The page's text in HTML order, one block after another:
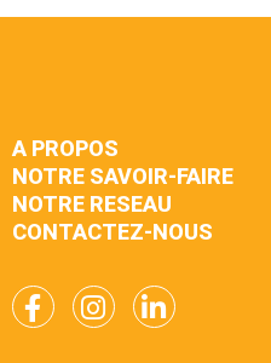
A PROPOS
NOTRE SAVOIR-FAIRE
NOTRE RESEAU
CONTACTEZ-NOUS